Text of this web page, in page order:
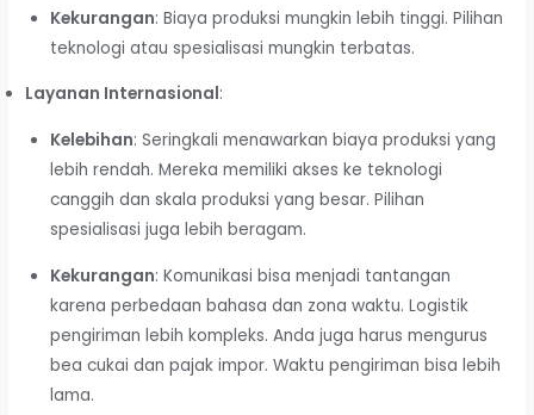
Kekurangan: Biaya produksi mungkin lebih tinggi. Pilihan
teknologi atau spesialisasi mungkin terbatas.
Layanan Internasional:
Kelebihan: Seringkali menawarkan biaya produksi yang
lebih rendah. Mereka memiliki akses ke teknologi
canggih dan skala produksi yang besar. Pilihan
spesialisasi juga lebih beragam.
Kekurangan: Komunikasi bisa menjadi tantangan
karena perbedaan bahasa dan zona waktu. Logistik
pengiriman lebih kompleks. Anda juga harus mengurus
bea cukai dan pajak impor. Waktu pengiriman bisa lebih
lama.